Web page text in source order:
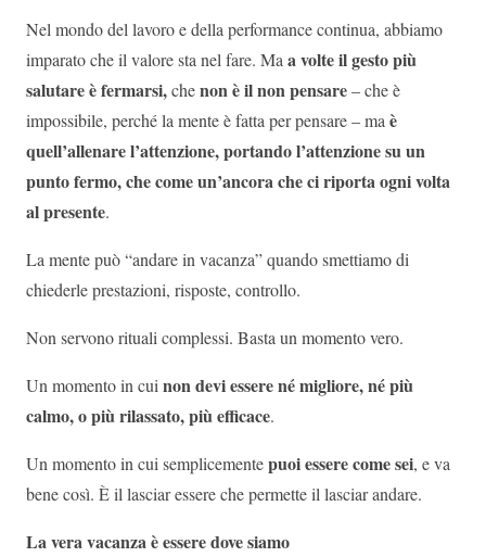
Nel mondo del lavoro e della performance continua, abbiamo
imparato che il valore sta nel fare. Maa volte il gesto più
salutare è fermarsi,chenon è il non pensare– che è
impossibile, perché la mente è fatta per pensare – maè
quell’allenare l’attenzione, portando l’attenzione su un
punto fermo, che come un’ancora che ci riporta ogni volta
al presente.
La mente può “andare in vacanza” quando smettiamo di
chiederle prestazioni, risposte, controllo.
Non servono rituali complessi. Basta un momento vero.
Un momento in cuinon devi essere né migliore, né più
calmo, o più rilassato, più efficace.
Un momento in cui semplicementepuoi essere come sei, e va
bene così. È il lasciar essere che permette il lasciar andare.
La vera vacanza è essere dove siamo